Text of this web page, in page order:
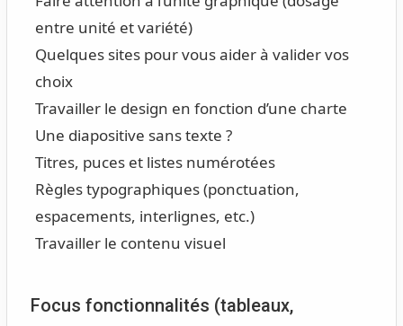
entre unité et variété)
Quelques sites pour vous aider à valider vos
choix
Travailler le design en fonction d’une charte
Une diapositive sans texte ?
Titres, puces et listes numérotées
Règles typographiques (ponctuation,
espacements, interlignes, etc.)
Travailler le contenu visuel
Focus fonctionnalités (tableaux,